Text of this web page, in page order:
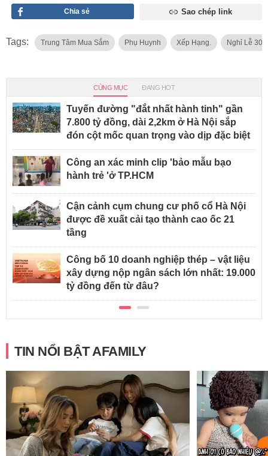
Chia sẻ Sao chép link
Tags: Trung Tâm Mua Sắm Phụ Huynh Xếp Hạng. Nghỉ Lễ 30/4
CÙNG MỤC ĐANG HOT
Tuyến đường "đắt nhất hành tinh" gần
7.800 tỷ đồng, dài 2,2km ở Hà Nội sắp
đón cột mốc quan trọng vào dịp đặc biệt
Công an xác minh clip 'bảo mẫu bạo
hành trẻ 'ở TP.HCM
Cận cảnh cụm chung cư phố cổ Hà Nội
được đề xuất cải tạo thành cao ốc 21
tầng
Công bố 10 doanh nghiệp thép – vật liệu
xây dựng nộp ngân sách lớn nhất: 19.000
tỷ đồng đến từ đâu?
TIN NỔI BẬT AFAMILY